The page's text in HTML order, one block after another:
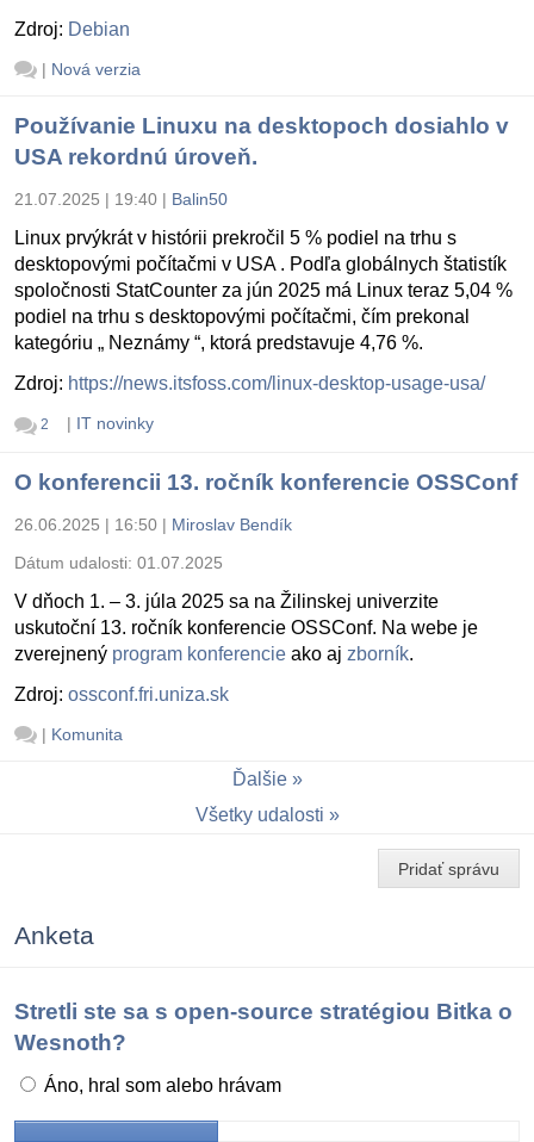
Zdroj: Debian
| Nová verzia
Používanie Linuxu na desktopoch dosiahlo v
USA rekordnú úroveň.
21.07.2025 | 19:40 | Balin50
Linux prvýkrát v histórii prekročil 5 % podiel na trhu s
desktopovými počítačmi v USA . Podľa globálnych štatistík
spoločnosti StatCounter za jún 2025 má Linux teraz 5,04 %
podiel na trhu s desktopovými počítačmi, čím prekonal
kategóriu „ Neznámy “, ktorá predstavuje 4,76 %.
Zdroj: https://news.itsfoss.com/linux-desktop-usage-usa/
2 | IT novinky
O konferencii 13. ročník konferencie OSSConf
26.06.2025 | 16:50 | Miroslav Bendík
Dátum udalosti: 01.07.2025
V dňoch 1. – 3. júla 2025 sa na Žilinskej univerzite
uskutoční 13. ročník konferencie OSSConf. Na webe je
zverejnený program konferencie ako aj zborník.
Zdroj: ossconf.fri.uniza.sk
| Komunita
Ďalšie
Všetky udalosti
Pridať správu
Anketa
Stretli ste sa s open-source stratégiou Bitka o
Wesnoth?
Áno, hral som alebo hrávam